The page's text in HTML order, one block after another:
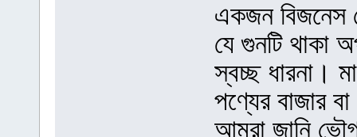
একজন বিজনেস
যে গুনটি থাকা
স্বচ্ছ ধারনা।
পণ্যের বাজার বা
আমরা জানি